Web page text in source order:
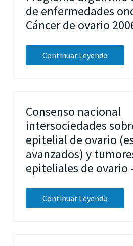
de enfermedades
Cáncer de ovario
Continuar Leyendo
Consenso nacional
intersociedades
epitelial de ovario
avanzados) y
epiteliales de ovario
Continuar Leyendo